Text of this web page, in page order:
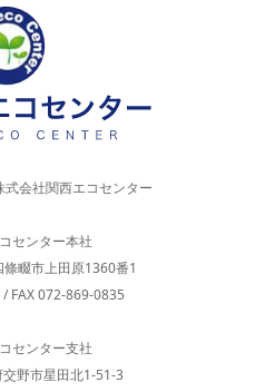
会社関西エコセンター
センター本社
畷市上田原1360番1
FAX 072-869-0835
センター支社
野市星田北1-51-3